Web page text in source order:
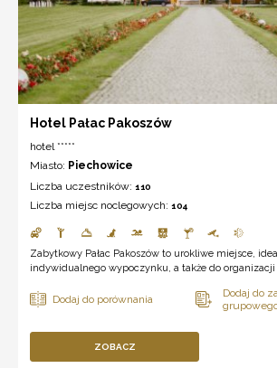
Hotel Pałac Pakoszów
hotel *****
Miasto: Piechowice
Liczba uczestników: 110
Liczba miejsc noclegowych: 104
Zabytkowy Pałac Pakoszów to urokliwe miejsce,
indywidualnego wypoczynku, a także do
ZOBACZ